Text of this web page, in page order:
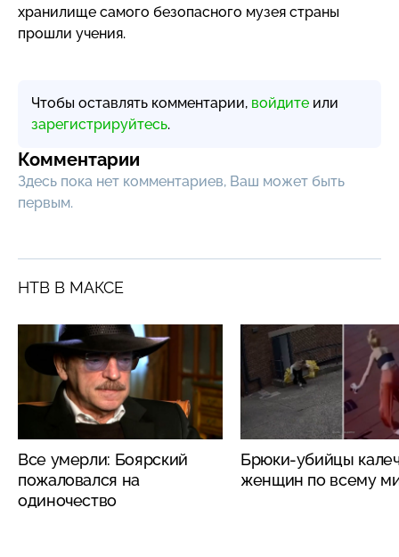
хранилище самого безопасного музея страны
прошли учения.
Чтобы оставлять комментарии, войдите или
зарегистрируйтесь.
Комментарии
Здесь пока нет комментариев, Ваш может быть
первым.
НТВ В МАКСЕ
Все умерли: Боярский
пожаловался на
одиночество
Брюки-убийцы
женщин по всему